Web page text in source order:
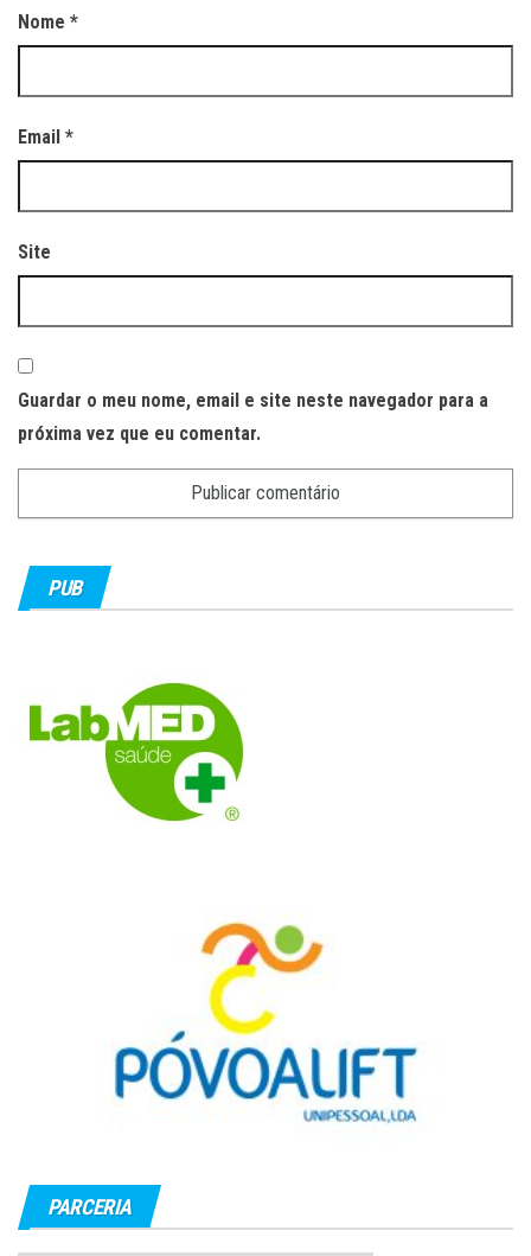
Nome *
Email *
Site
Guardar o meu nome, email e site neste navegador para a
próxima vez que eu comentar.
PUB
PARCERIA